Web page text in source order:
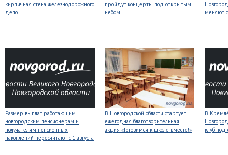
кирпичная стена железнодорожного
депо
пройдут концерты под открытым
небом
меняют
Размер выплат работающим
новгородским пенсионерам и
получателям пенсионных
накоплений пересчитают с 1 августа
В Новгородской области стартует
ежегодная благотворительная
акция «Готовимся к школе вместе!»
В
клуб